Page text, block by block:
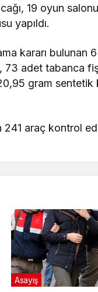
19 oyun
yapıldı.
kararı bulunan 6
73 adet tabanca
gram
araç kontrol
Asayiş